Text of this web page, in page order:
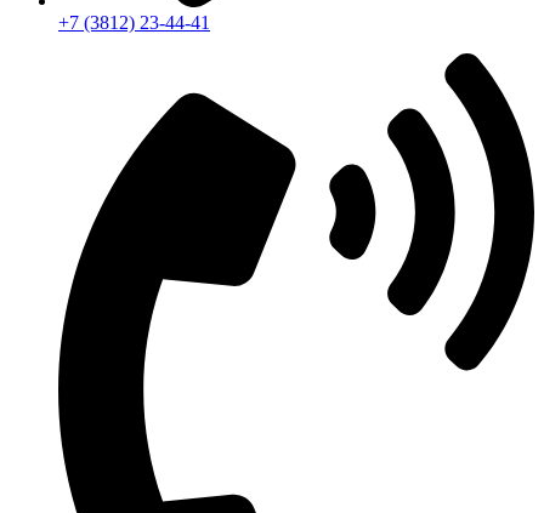
+7 (3812) 23-44-41